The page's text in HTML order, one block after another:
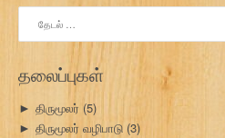
தேடு:
தலைப்புகள்
► திருமூலர் (5)
► திருமூலர் வழிபாடு (3)